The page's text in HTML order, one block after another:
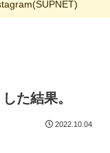
た結果。
2022.10.04